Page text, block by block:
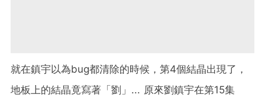
就在鎮宇以為bug都清除的時候，第4個結晶出現了，
地板上的結晶竟寫著「劉」... 原來劉鎮宇在第15集